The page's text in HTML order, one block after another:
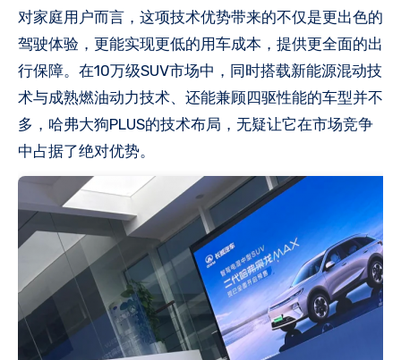
对家庭用户而言，这项技术优势带来的不仅是更出色的
驾驶体验，更能实现更低的用车成本，提供更全面的出
行保障。在10万级SUV市场中，同时搭载新能源混动技
术与成熟燃油动力技术、还能兼顾四驱性能的车型并不
多，哈弗大狗PLUS的技术布局，无疑让它在市场竞争
中占据了绝对优势。